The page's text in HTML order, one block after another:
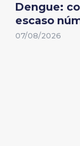
Dengue:
escaso
07/08/2026